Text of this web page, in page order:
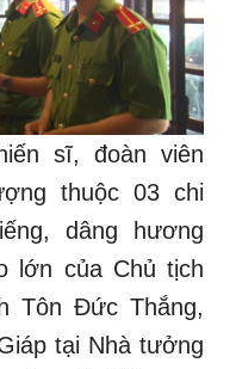
sĩ, đoàn viên
thuộc 03 chi
dâng hương
lớn của Chủ tịch
Tôn Đức Thắng,
tại Nhà tưởng